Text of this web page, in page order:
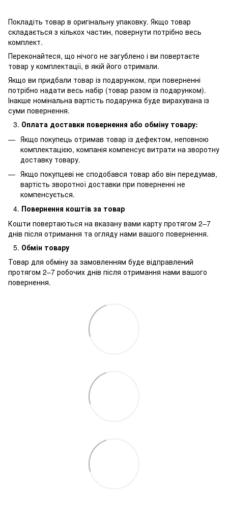
Покладіть товар в оригінальну упаковку. Якщо товар
складається з кількох частин, повернути потрібно весь
комплект.
Переконайтеся, що нічого не загублено і ви повертаєте
товар у комплектації, в якій його отримали.
Якщо ви придбали товар із подарунком, при поверненні
потрібно надати весь набір (товар разом із подарунком).
Інакше номінальна вартість подарунка буде вирахувана із
суми повернення.
Оплата доставки повернення або обміну товару:
Якщо покупець отримав товар із дефектом, неповною
комплектацією, компанія компенсує витрати на зворотну
доставку товару.
Якщо покупцеві не сподобався товар або він передумав,
вартість зворотної доставки при поверненні не
компенсується.
Повернення коштів за товар
Кошти повертаються на вказану вами карту протягом 2–7
днів після отримання та огляду нами вашого повернення.
Обмін товару
Товар для обміну за замовленням буде відправлений
протягом 2–7 робочих днів після отримання нами вашого
повернення.